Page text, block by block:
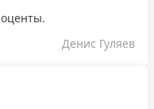
Денис Гуляев